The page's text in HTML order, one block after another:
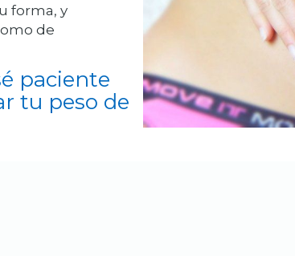
forma, y
de
paciente
tu peso de